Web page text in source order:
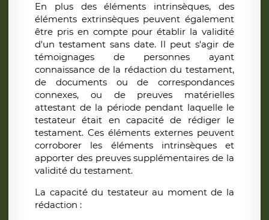
En plus des éléments intrinsèques, des
éléments extrinsèques peuvent également
être pris en compte pour établir la validité
d'un testament sans date. Il peut s'agir de
témoignages de personnes ayant
connaissance de la rédaction du testament,
de documents ou de correspondances
connexes, ou de preuves matérielles
attestant de la période pendant laquelle le
testateur était en capacité de rédiger le
testament. Ces éléments externes peuvent
corroborer les éléments intrinsèques et
apporter des preuves supplémentaires de la
validité du testament.
La capacité du testateur au moment de la
rédaction :